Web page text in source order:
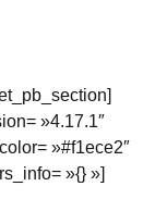
»4.17.1″
»#f1ece2″
»{} »]